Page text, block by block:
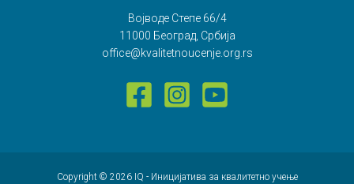
Војводе Степе 66/4
11000 Београд, Србија
office@kvalitetnoucenje.org.rs
Copyright © 2026 IQ - Иницијатива за квалитетно учење